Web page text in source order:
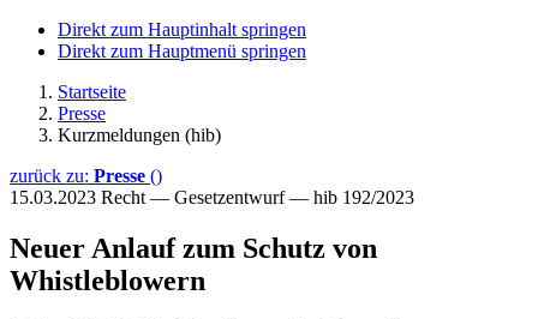
Direkt zum Hauptinhalt springen
Direkt zum Hauptmenü springen
Startseite
Presse
Kurzmeldungen (hib)
zurück zu: Presse ()
15.03.2023 Recht — Gesetzentwurf — hib 192/2023
Neuer Anlauf zum Schutz von
Whistleblowern